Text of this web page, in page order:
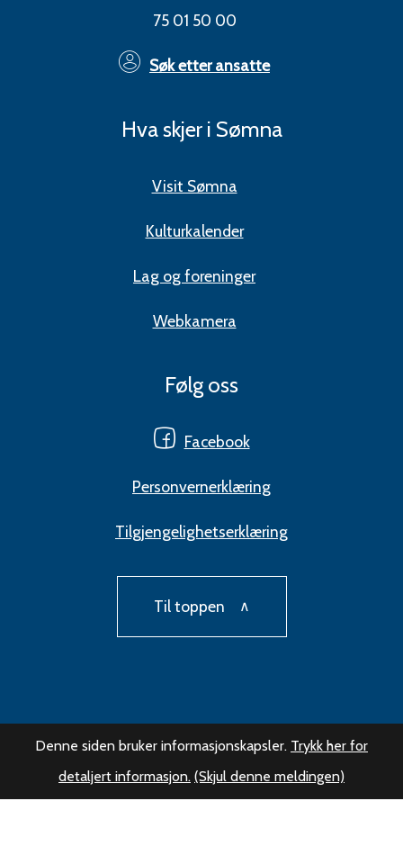
75 01 50 00
Søk etter ansatte
Hva skjer i Sømna
Visit Sømna
Kulturkalender
Lag og foreninger
Webkamera
Følg oss
Facebook
Personvernerklæring
Tilgjengelighetserklæring
Til toppen
Denne siden bruker informasjonskapsler. Trykk her for
detaljert informasjon. (Skjul denne meldingen)